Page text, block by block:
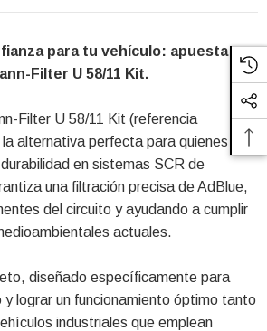
para tu vehículo: apuesta por
Filter U 58/11 Kit.
Filter U 58/11 Kit (referencia
alternativa perfecta para quienes
en sistemas SCR de
una filtración precisa de AdBlue,
del circuito y ayudando a cumplir
actuales.
diseñado específicamente para
y lograr un funcionamiento óptimo tanto
industriales que emplean